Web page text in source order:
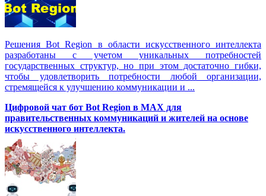
Решения Вot Region в области искусственного интеллекта
разработаны с учетом уникальных потребностей
государственных структур, но при этом достаточно гибки,
чтобы удовлетворить потребности любой организации,
стремящейся к улучшению коммуникации и ...
Цифровой чат бот Вot Region в MAX для
правительственных коммуникаций и жителей на основе
искусственного интеллекта.